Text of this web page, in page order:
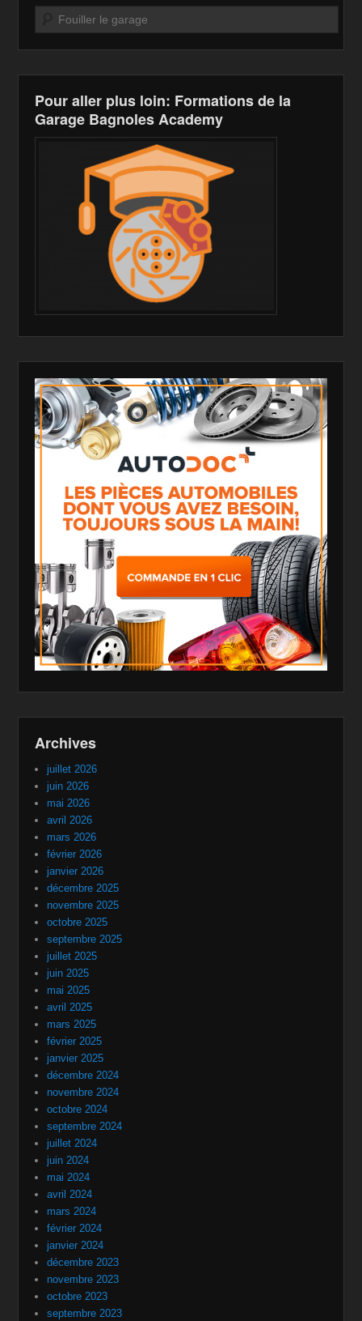
Recherche
Pour aller plus loin: Formations de la
Garage Bagnoles Academy
Archives
juillet 2026
juin 2026
mai 2026
avril 2026
mars 2026
février 2026
janvier 2026
décembre 2025
novembre 2025
octobre 2025
septembre 2025
juillet 2025
juin 2025
mai 2025
avril 2025
mars 2025
février 2025
janvier 2025
décembre 2024
novembre 2024
octobre 2024
septembre 2024
juillet 2024
juin 2024
mai 2024
avril 2024
mars 2024
février 2024
janvier 2024
décembre 2023
novembre 2023
octobre 2023
septembre 2023